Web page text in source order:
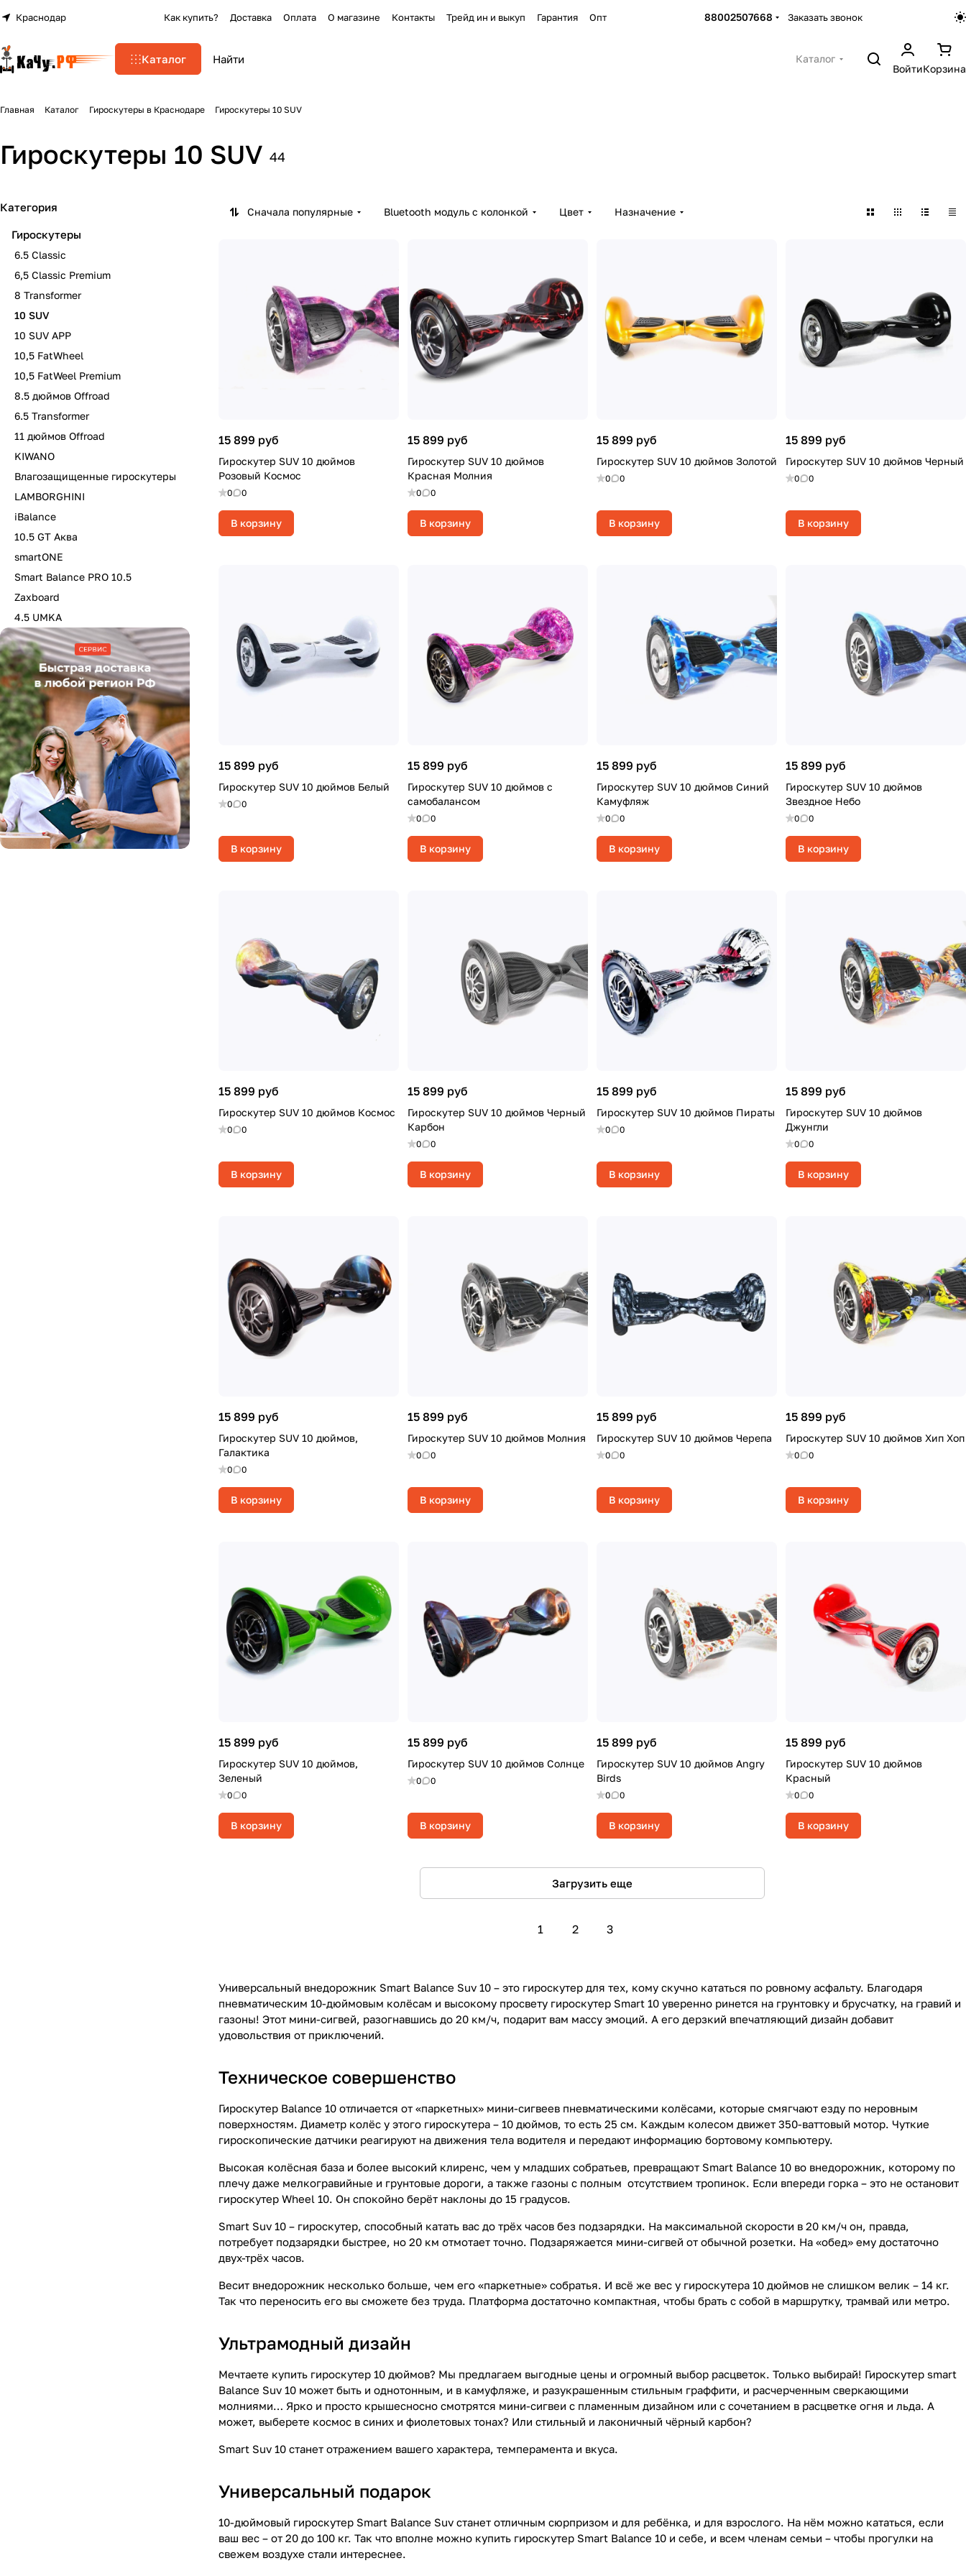
Краснодар Как купить? Доставка Оплата О магазине Контакты Трейд ин и выкуп Гарантия Опт 88002507668 Заказать звонок
Каталог
Каталог
ВойтиКорзина
Главная Каталог Гироскутеры в Краснодаре Гироскутеры 10 SUV
Гироскутеры 10 SUV 44
Сначала популярные Bluetooth модуль с колонкой Цвет Назначение
15 899 руб
Гироскутер SUV 10 дюймов
Розовый Космос
0 0
В корзину
15 899 руб
Гироскутер SUV 10 дюймов
Красная Молния
0 0
В корзину
15 899 руб
Гироскутер SUV 10 дюймов Золотой
0 0
В корзину
15 899 руб
Гироскутер SUV 10 дюймов Черный
0 0
В корзину
15 899 руб
Гироскутер SUV 10 дюймов Белый
0 0
В корзину
15 899 руб
Гироскутер SUV 10 дюймов с
самобалансом
0 0
В корзину
15 899 руб
Гироскутер SUV 10 дюймов Синий
Камуфляж
0 0
В корзину
15 899 руб
Гироскутер SUV 10 дюймов
Звездное Небо
0 0
В корзину
15 899 руб
Гироскутер SUV 10 дюймов Космос
0 0
В корзину
15 899 руб
Гироскутер SUV 10 дюймов Черный
Карбон
0 0
В корзину
15 899 руб
Гироскутер SUV 10 дюймов Пираты
0 0
В корзину
15 899 руб
Гироскутер SUV 10 дюймов
Джунгли
0 0
В корзину
15 899 руб
Гироскутер SUV 10 дюймов,
Галактика
0 0
В корзину
15 899 руб
Гироскутер SUV 10 дюймов Молния
0 0
В корзину
15 899 руб
Гироскутер SUV 10 дюймов Черепа
0 0
В корзину
15 899 руб
Гироскутер SUV 10 дюймов Хип Хоп
0 0
В корзину
15 899 руб
Гироскутер SUV 10 дюймов,
Зеленый
0 0
В корзину
15 899 руб
Гироскутер SUV 10 дюймов Солнце
0 0
В корзину
15 899 руб
Гироскутер SUV 10 дюймов Angry
Birds
0 0
В корзину
15 899 руб
Гироскутер SUV 10 дюймов
Красный
0 0
В корзину
Загрузить еще
1 2 3
Универсальный внедорожник Smart Balance Suv 10 – это гироскутер для тех, кому скучно кататься по ровному асфальту. Благодаря
пневматическим 10-дюймовым колёсам и высокому просвету гироскутер Smart 10 уверенно ринется на грунтовку и брусчатку, на гравий и
газоны! Этот мини-сигвей, разогнавшись до 20 км/ч, подарит вам массу эмоций. А его дерзкий впечатляющий дизайн добавит
удовольствия от приключений.
Техническое совершенство
Гироскутер Balance 10 отличается от «паркетных» мини-сигвеев пневматическими колёсами, которые смягчают езду по неровным
поверхностям. Диаметр колёс у этого гироскутера – 10 дюймов, то есть 25 см. Каждым колесом движет 350-ваттовый мотор. Чуткие
гироскопические датчики реагируют на движения тела водителя и передают информацию бортовому компьютеру.
Высокая колёсная база и более высокий клиренс, чем у младших собратьев, превращают Smart Balance 10 во внедорожник, которому по
плечу даже мелкогравийные и грунтовые дороги, а также газоны с полным отсутствием тропинок. Если впереди горка – это не остановит
гироскутер Wheel 10. Он спокойно берёт наклоны до 15 градусов.
Smart Suv 10 – гироскутер, способный катать вас до трёх часов без подзарядки. На максимальной скорости в 20 км/ч он, правда,
потребует подзарядки быстрее, но 20 км отмотает точно. Подзаряжается мини-сигвей от обычной розетки. На «обед» ему достаточно
двух-трёх часов.
Весит внедорожник несколько больше, чем его «паркетные» собратья. И всё же вес у гироскутера 10 дюймов не слишком велик – 14 кг.
Так что переносить его вы сможете без труда. Платформа достаточно компактная, чтобы брать с собой в маршрутку, трамвай или метро.
Ультрамодный дизайн
Мечтаете купить гироскутер 10 дюймов? Мы предлагаем выгодные цены и огромный выбор расцветок. Только выбирай! Гироскутер smart
Balance Suv 10 может быть и однотонным, и в камуфляже, и разукрашенным стильным граффити, и расчерченным сверкающими
молниями… Ярко и просто крышесносно смотрятся мини-сигвеи с пламенным дизайном или с сочетанием в расцветке огня и льда. А
может, выберете космос в синих и фиолетовых тонах? Или стильный и лаконичный чёрный карбон?
Smart Suv 10 станет отражением вашего характера, темперамента и вкуса.
Универсальный подарок
10-дюймовый гироскутер Smart Balance Suv станет отличным сюрпризом и для ребёнка, и для взрослого. На нём можно кататься, если
ваш вес – от 20 до 100 кг. Так что вполне можно купить гироскутер Smart Balance 10 и себе, и всем членам семьи – чтобы прогулки на
свежем воздухе стали интереснее.
Категория
Гироскутеры
6.5 Classic
6,5 Classic Premium
8 Transformer
10 SUV
10 SUV APP
10,5 FatWheel
10,5 FatWeel Premium
8.5 дюймов Offroad
6.5 Transformer
11 дюймов Offroad
KIWANO
Влагозащищенные гироскутеры
LAMBORGHINI
iBalance
10.5 GT Аква
smartONE
Smart Balance PRO 10.5
Zaxboard
4.5 UMKA